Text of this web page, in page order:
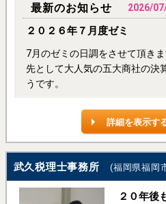
最新のお知らせ 2026/
２０２６年７月度ゼミ
7月のゼミの日調をさせて頂き
先として大人気の五大商社の決
うです。
詳細を表示す
武久税理士事務所 (福岡県福岡
２０年後